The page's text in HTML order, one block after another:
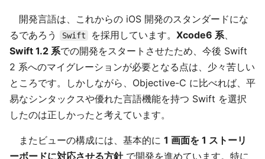
開発言語は、これからの iOS 開発のスタンダードにな
るであろう
Swift を採用しています。 Xcode6 系
Swift 1.2 系での開発をスタートさせたため、今後 Swift
2 系へのマイグレーションが必要となる点は、少々苦しい
ところです。しかしながら、Objective-C に比べれば、平
易なシンタックスや優れた言語機能を持つ Swift を選択
したのは正しかったと考えています。
またビューの構成には、基本的に 1 画面を 1 ストーリ
ーボードに対応させる方針で開発を進めています。特に